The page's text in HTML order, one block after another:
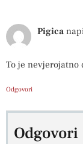
Pigica
To je nevjerojatno
Odgovori
Odgovori